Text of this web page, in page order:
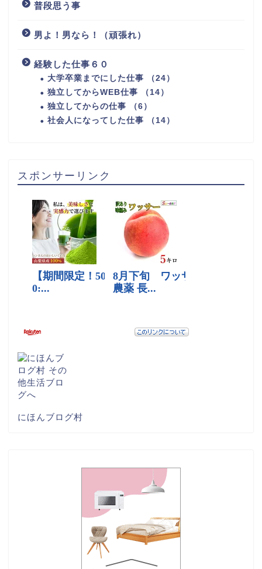
普段思う事
男よ！男なら！（頑張れ）
経験した仕事６０
大学卒業までにした仕事 （24）
独立してからWEB仕事 （14）
独立してからの仕事 （6）
社会人になってした仕事 （14）
スポンサーリンク
にほんブログ村